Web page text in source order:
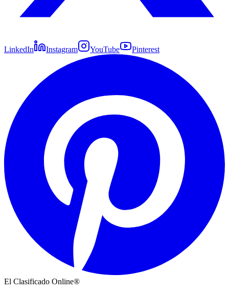
LinkedIn Instagram YouTube Pinterest
El Clasificado Online®